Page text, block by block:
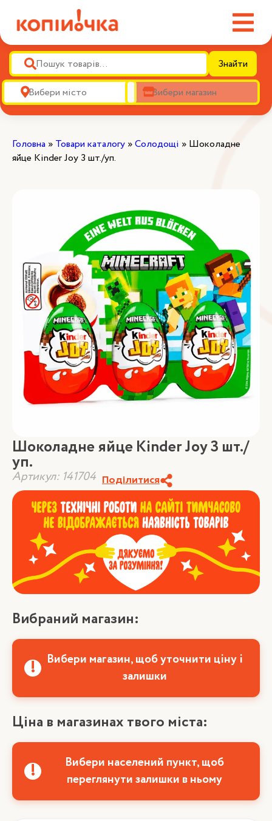
Знайти
Головна » Товари каталогу »Солодощі » Шоколадне
яйце Kinder Joy 3 шт./уп.
Шоколадне яйце Kinder Joy 3 шт./
уп.
Артикул: 141704 Поділитися
Вибраний магазин:
Вибери магазин, щоб уточнити ціну і
залишки
Ціна в магазинах твого міста:
Вибери населений пункт, щоб
переглянути залишки в ньому